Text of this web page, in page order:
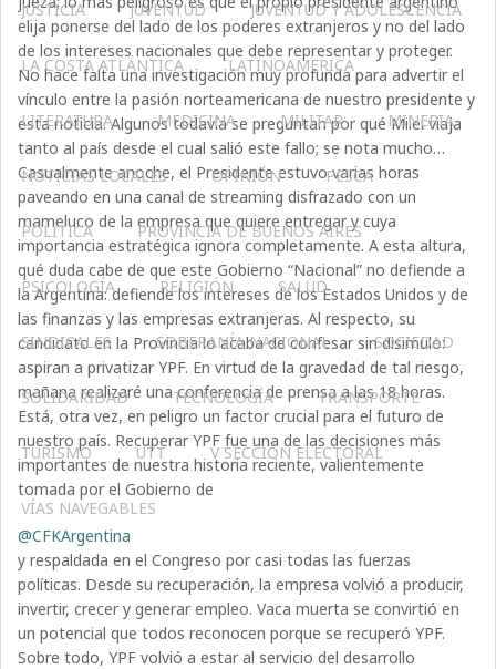
JUSTICIA JUVENTUD JUVENTUD Y ADOLESCENCIA
LA COSTA ATLÁNTICA LATINOAMERICA
LITERATURA MEDICINA MILITAR MINERIA
NOTICIAS LOCALES OPINIÓN PESCA
POLÍTICA PROVINCIA DE BUENOS AIRES
PSICOLOGÍA RELIGIÓN SALUD
SINDICALES SOBERANÍA NACIONAL SOCIEDAD
SOLIDARIDAD TECNOLOGÍA TRANSPORTE
TURISMO UTT V SECCIÓN ELECTORAL
VÍAS NAVEGABLES
elija ponerse del lado de los poderes extranjeros y no del lado
de los intereses nacionales que debe representar y proteger.
No hace falta una investigación muy profunda para advertir el
vínculo entre la pasión norteamericana de nuestro presidente y
esta noticia. Algunos todavía se preguntan por qué Milei viaja
tanto al país desde el cual salió este fallo; se nota mucho…
Casualmente anoche, el Presidente estuvo varias horas
paveando en una canal de streaming disfrazado con un
mameluco de la empresa que quiere entregar y cuya
importancia estratégica ignora completamente. A esta altura,
qué duda cabe de que este Gobierno “Nacional” no defiende a
la Argentina: defiende los intereses de los Estados Unidos y de
las finanzas y las empresas extranjeras. Al respecto, su
candidato en la Provincia lo acaba de confesar sin disimulo:
aspiran a privatizar YPF. En virtud de la gravedad de tal riesgo,
mañana realizaré una conferencia de prensa a las 18 horas.
Está, otra vez, en peligro un factor crucial para el futuro de
nuestro país. Recuperar YPF fue una de las decisiones más
importantes de nuestra historia reciente, valientemente
tomada por el Gobierno de
@CFKArgentina
y respaldada en el Congreso por casi todas las fuerzas
políticas. Desde su recuperación, la empresa volvió a producir,
invertir, crecer y generar empleo. Vaca muerta se convirtió en
un potencial que todos reconocen porque se recuperó YPF.
Sobre todo, YPF volvió a estar al servicio del desarrollo